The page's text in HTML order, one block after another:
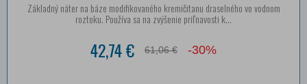
Základný náter na báze modifikovaného kremičitanu draselného vo vodnom
roztoku. Používa sa na zvýšenie priľnavosti k...
42,74 € 61,06 € -30%